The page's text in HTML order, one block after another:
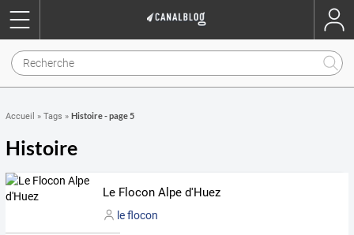
Accueil » Tags » Histoire - page 5
Histoire
Le Flocon Alpe d'Huez
le flocon